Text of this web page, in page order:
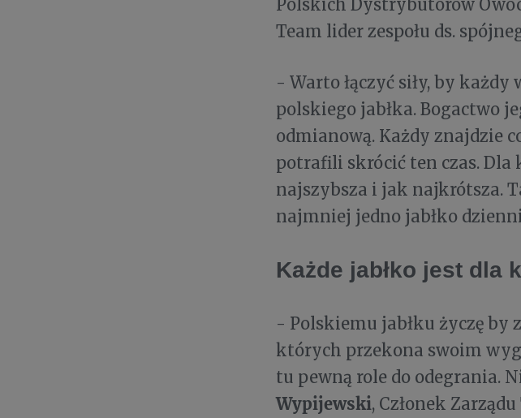
Polskich Dystrybutorów
Team lider zespołu ds.
- Warto łączyć siły, by każdy
polskiego jabłka. Bogactwo
odmianową. Każdy znajdzie
potrafili skrócić ten czas. Dla
najszybsza i jak najkrótsza.
najmniej jedno jabłko
Każde jabłko jest dla
- Polskiemu jabłku życzę by
których przekona swoim
tu pewną role do odegrania.
Wypijewski, Członek